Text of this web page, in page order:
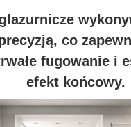
co
fugowanie i
efekt końcowy.